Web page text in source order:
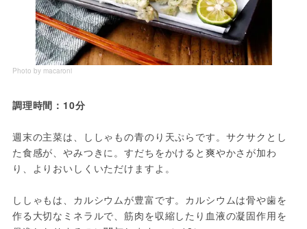
Photo by macaroni
調理時間：10分
週末の主菜は、ししゃもの青のり天ぷらです。サクサクとし
た食感が、やみつきに。すだちをかけると爽やかさが加わ
り、よりおいしくいただけますよ。
ししゃもは、カルシウムが豊富です。カルシウムは骨や歯を
作る大切なミネラルで、筋肉を収縮したり血液の凝固作用を